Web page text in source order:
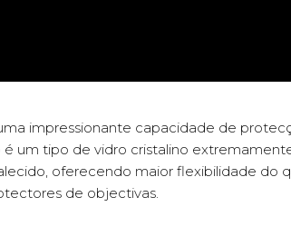
impressionante capacidade de
um tipo de vidro cristalino
oferecendo maior flexibilidade do
de objectivas.